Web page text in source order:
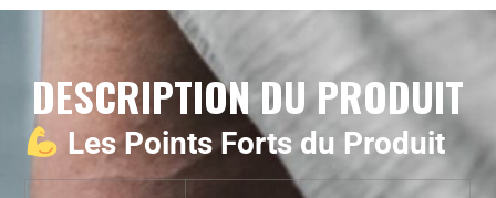
DESCRIPTION DU PRODUIT
Les Points Forts du Produit